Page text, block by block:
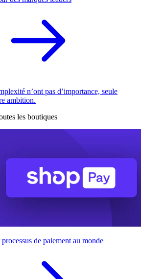
n’ont pas d’importance, seule
ambition.
les boutiques
de paiement au monde